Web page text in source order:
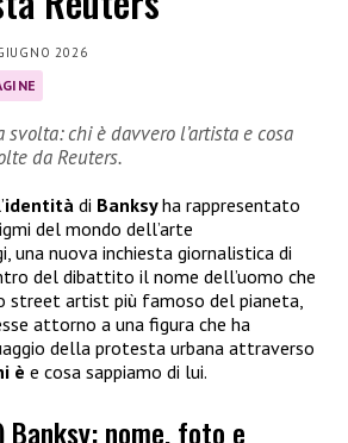
2026
chi è davvero l’artista e cosa
da Reuters.
identità di Banksyha rappresentato
del mondo dell’arte
una nuova inchiesta giornalistica di
del dibattito il nome dell’uomo che
street artist più famoso del pianeta,
attorno a una figura che ha
della protesta urbana attraverso
è e cosa sappiamo di lui.
Banksy: nome, foto e